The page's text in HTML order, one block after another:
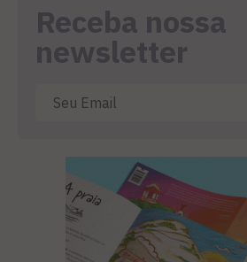
Receba nossa
newsletter